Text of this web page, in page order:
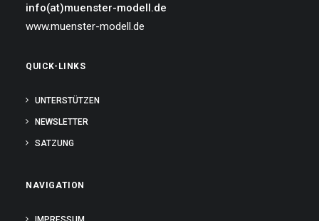
info(at)muenster-modell.de
www.muenster-modell.de
QUICK-LINKS
UNTERSTÜTZEN
NEWSLETTER
SATZUNG
NAVIGATION